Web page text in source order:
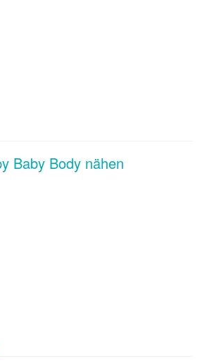
Baby Body nähen